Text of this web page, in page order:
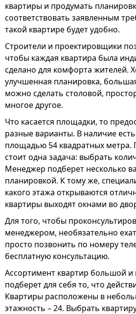
квартиры и продумать
соответствовать заявленным
такой квартире будет удобно.
Строители и проектировщики
чтобы каждая квартира была
сделано для комфорта жителей.
улучшенная планировка,
можно сделать столовой,
многое другое.
Что касается площадки, то
разные варианты. В наличие
площадью 54 квадратных метра.
стоит одна задача: выбрать
Менеджер подберет несколько
планировкой. К тому же,
какого этажа открываются
квартиры выходят окнами во
Для того, чтобы
менеджером, необязательно
просто позвонить по номеру
бесплатную консультацию.
Ассортимент квартир большой
подберет для себя то, что
Квартиры расположены в
этажность – 24. Выбрать